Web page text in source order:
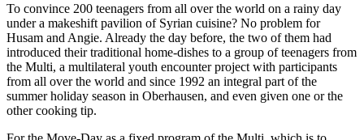
To convince 200 teenagers from all over the world on a rainy day
under a makeshift pavilion of Syrian cuisine? No problem for
Husam and Angie. Already the day before, the two of them had
introduced their traditional home-dishes to a group of teenagers from
the Multi, a multilateral youth encounter project with participants
from all over the world and since 1992 an integral part of the
summer holiday season in Oberhausen, and even given one or the
other cooking tip.